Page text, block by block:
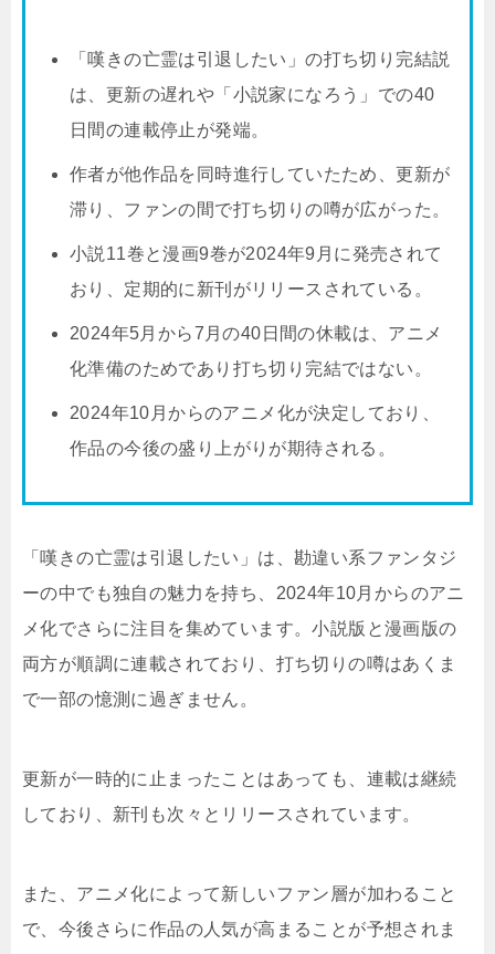
「嘆きの亡霊は引退したい」の打ち切り完結説
は、更新の遅れや「小説家になろう」での40
日間の連載停止が発端。
作者が他作品を同時進行していたため、更新が
滞り、ファンの間で打ち切りの噂が広がった。
小説11巻と漫画9巻が2024年9月に発売されて
おり、定期的に新刊がリリースされている。
2024年5月から7月の40日間の休載は、アニメ
化準備のためであり打ち切り完結ではない。
2024年10月からのアニメ化が決定しており、
作品の今後の盛り上がりが期待される。
「嘆きの亡霊は引退したい」は、勘違い系ファンタジ
ーの中でも独自の魅力を持ち、2024年10月からのアニ
メ化でさらに注目を集めています。小説版と漫画版の
両方が順調に連載されており、打ち切りの噂はあくま
で一部の憶測に過ぎません。
更新が一時的に止まったことはあっても、連載は継続
しており、新刊も次々とリリースされています。
また、アニメ化によって新しいファン層が加わること
で、今後さらに作品の人気が高まることが予想されま